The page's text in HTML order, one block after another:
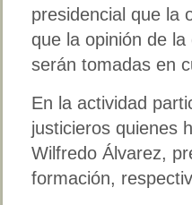
presidencial que la
que la opinión de
serán tomadas en
En la actividad
justicieros quienes
Wilfredo Álvarez,
formación,